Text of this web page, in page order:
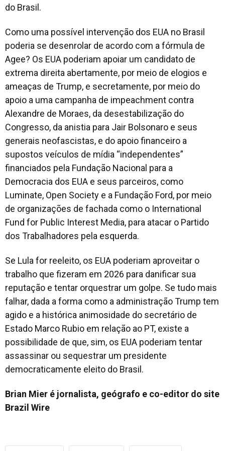
do Brasil.
Como uma possível intervenção dos EUA no Brasil
poderia se desenrolar de acordo com a fórmula de
Agee? Os EUA poderiam apoiar um candidato de
extrema direita abertamente, por meio de elogios e
ameaças de Trump, e secretamente, por meio do
apoio a uma campanha de impeachment contra
Alexandre de Moraes, da desestabilização do
Congresso, da anistia para Jair Bolsonaro e seus
generais neofascistas, e do apoio financeiro a
supostos veículos de mídia “independentes”
financiados pela Fundação Nacional para a
Democracia dos EUA e seus parceiros, como
Luminate, Open Society e a Fundação Ford, por meio
de organizações de fachada como o International
Fund for Public Interest Media, para atacar o Partido
dos Trabalhadores pela esquerda.
Se Lula for reeleito, os EUA poderiam aproveitar o
trabalho que fizeram em 2026 para danificar sua
reputação e tentar orquestrar um golpe. Se tudo mais
falhar, dada a forma como a administração Trump tem
agido e a histórica animosidade do secretário de
Estado Marco Rubio em relação ao PT, existe a
possibilidade de que, sim, os EUA poderiam tentar
assassinar ou sequestrar um presidente
democraticamente eleito do Brasil.
Brian Mier é jornalista, geógrafo e co-editor do site
Brazil Wire